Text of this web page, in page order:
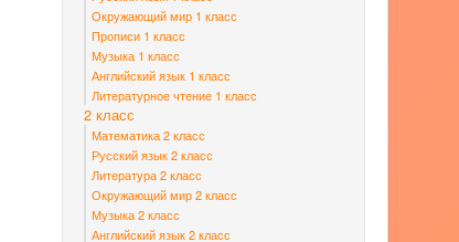
Окружающий мир 1 класс
Прописи 1 класс
Музыка 1 класс
Английский язык 1 класс
Литературное чтение 1 класс
2 класс
Математика 2 класс
Русский язык 2 класс
Литература 2 класс
Окружающий мир 2 класс
Музыка 2 класс
Английский язык 2 класс